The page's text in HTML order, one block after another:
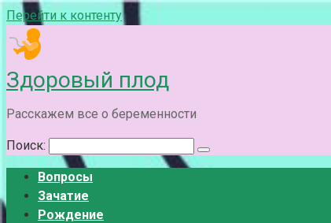
Перейти к контенту
Здоровый плод
Расскажем все о беременности
Поиск:
Вопросы
Зачатие
Рождение